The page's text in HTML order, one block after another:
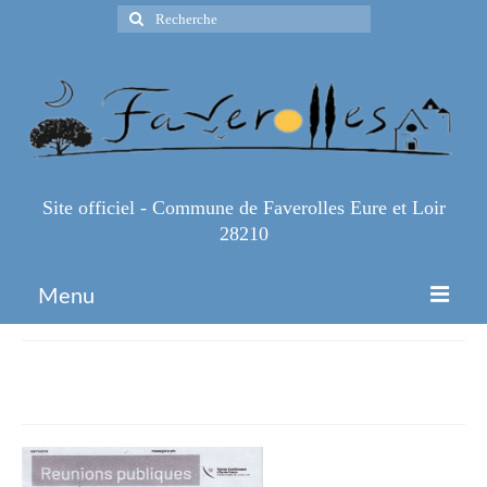
Rechercher
:
Site officiel - Commune de Faverolles Eure et Loir
28210
Menu
Infos Pratiques